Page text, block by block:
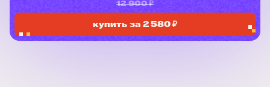
12 900 ₽
купить за 2 580 ₽